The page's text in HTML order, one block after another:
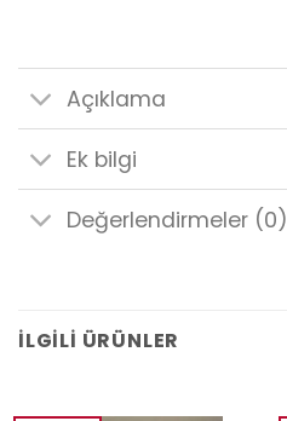
Açıklama
Ek bilgi
Değerlendirmeler (0)
İLGILI ÜRÜNLER